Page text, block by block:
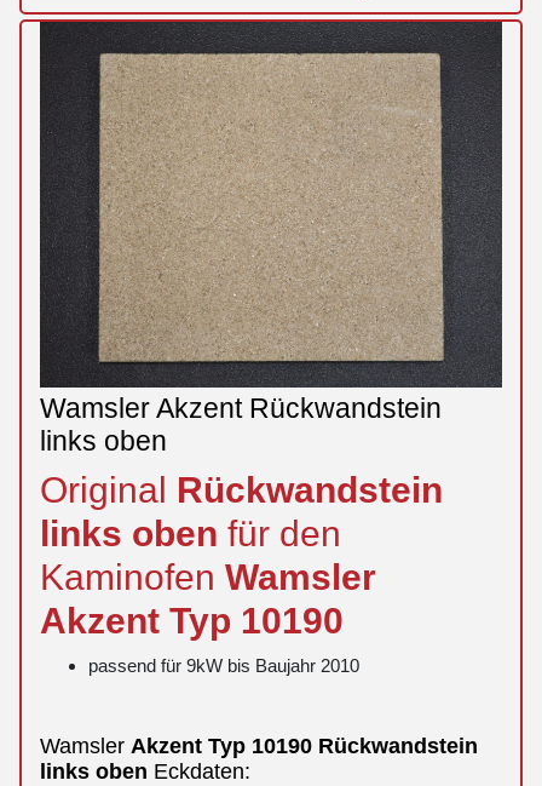
Wamsler Akzent Rückwandstein
links oben
Original Rückwandstein
links oben für den
Kaminofen Wamsler
Akzent Typ 10190
passend für 9kW bis Baujahr 2010
Wamsler Akzent Typ 10190 Rückwandstein
links oben Eckdaten: